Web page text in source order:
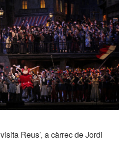
Reus’, a càrrec de Jordi